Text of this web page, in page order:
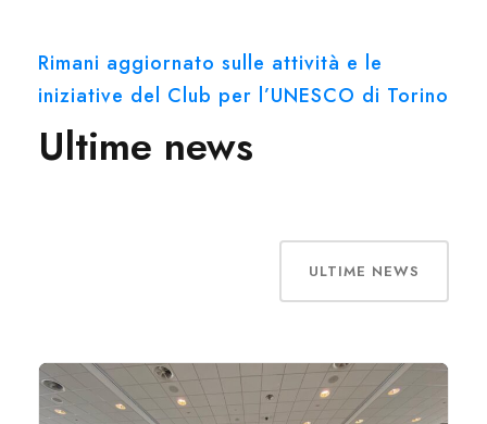
Rimani aggiornato sulle attività e le
iniziative del Club per l’UNESCO di Torino
Ultime news
ULTIME NEWS